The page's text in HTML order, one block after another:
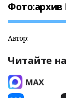
Фото:
Автор:
Читайте